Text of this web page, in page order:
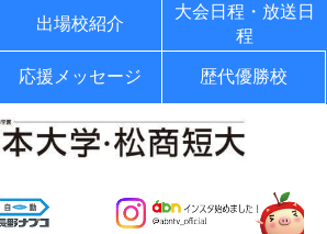
出場校紹介
大会日程・放送日
程
応援メッセージ 歴代優勝校